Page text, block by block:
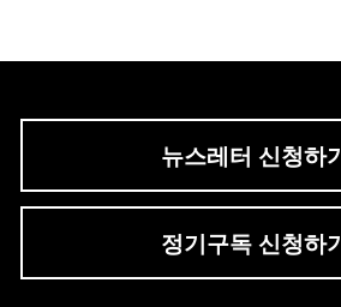
뉴스레터 신청하기
정기구독 신청하기